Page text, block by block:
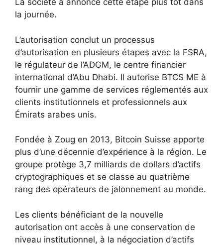
La société a annoncé cette étape plus tôt dans
la journée.
L’autorisation conclut un processus
d’autorisation en plusieurs étapes avec la FSRA,
le régulateur de l’ADGM, le centre financier
international d’Abu Dhabi. Il autorise BTCS ME à
fournir une gamme de services réglementés aux
clients institutionnels et professionnels aux
Émirats arabes unis.
Fondée à Zoug en 2013, Bitcoin Suisse apporte
plus d’une décennie d’expérience à la région. Le
groupe protège 3,7 milliards de dollars d’actifs
cryptographiques et se classe au quatrième
rang des opérateurs de jalonnement au monde.
Les clients bénéficiant de la nouvelle
autorisation ont accès à une conservation de
niveau institutionnel, à la négociation d’actifs